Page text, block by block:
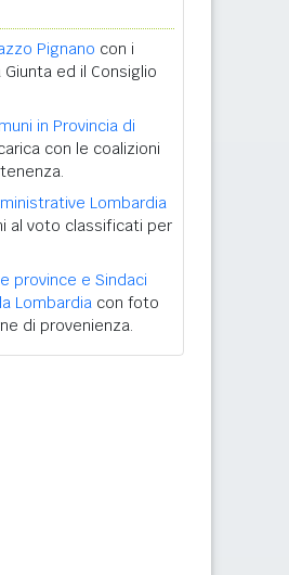
Pignano con i
ed il Consiglio
in Provincia di
con le coalizioni
Lombardia
al voto classificati per
province e Sindaci
Lombardia con foto
di provenienza.